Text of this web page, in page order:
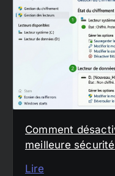
Comment
meilleure
Lire